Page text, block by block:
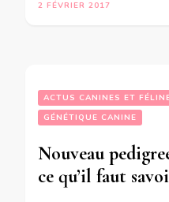
2 FÉVRIER 2017
ACTUS CANINES ET
GÉNÉTIQUE CANINE
Nouveau
ce qu’il faut